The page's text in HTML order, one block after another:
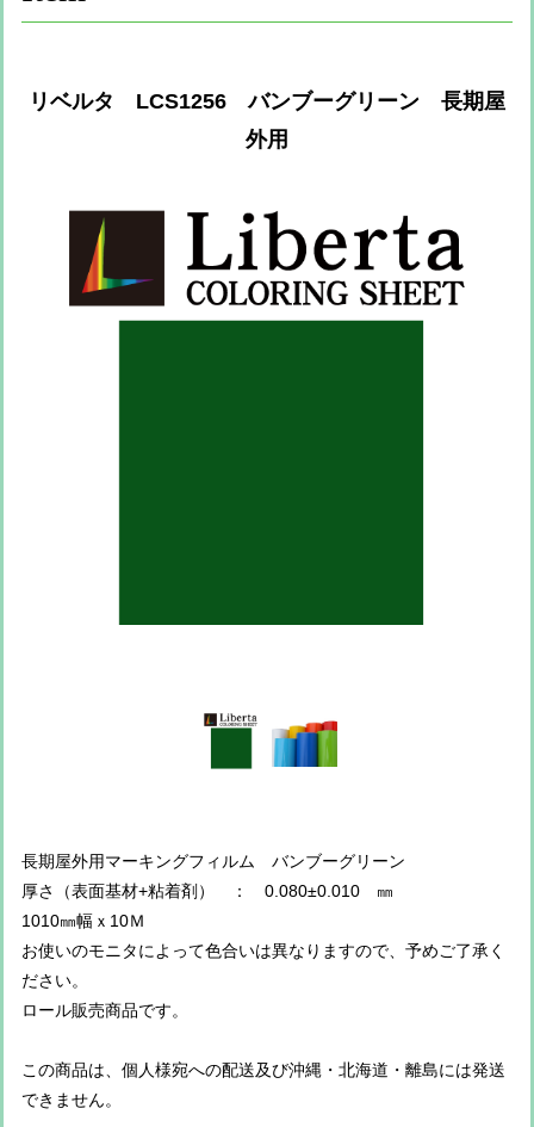
リベルタ LCS1256 バンブーグリーン 長期屋
外用
長期屋外用マーキングフィルム バンブーグリーン
厚さ（表面基材+粘着剤） ： 0.080±0.010 ㎜
1010㎜幅ｘ10Ｍ
お使いのモニタによって色合いは異なりますので、予めご了承く
ださい。
ロール販売商品です。
この商品は、個人様宛への配送及び沖縄・北海道・離島には発送
できません。